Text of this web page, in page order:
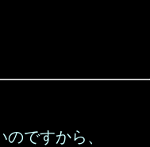
ですから、